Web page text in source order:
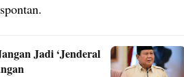
Jadi ‘Jenderal